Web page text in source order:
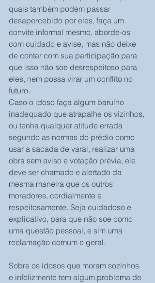
quais também podem passar
desapercebido por eles, faça um
convite informal mesmo, aborde-os
com cuidado e avise, mas não deixe
de contar com sua participação para
que isso não soe desrespeitoso para
eles, nem possa virar um conflito no
futuro.
Caso o idoso faça algum barulho
inadequado que atrapalhe os vizinhos,
ou tenha qualquer atitude errada
segundo as normas do prédio como
usar a sacada de varal, realizar uma
obra sem aviso e votação prévia, ele
deve ser chamado e alertado da
mesma maneira que os outros
moradores, cordialmente e
respeitosamente. Seja cuidadoso e
explicativo, para que não soe como
uma questão pessoal, e sim uma
reclamação comum e geral.
Sobre os idosos que moram sozinhos
e infelizmente tem algum problema de